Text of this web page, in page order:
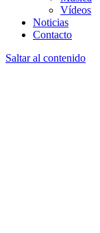
Vídeos
Noticias
Contacto
Saltar al contenido